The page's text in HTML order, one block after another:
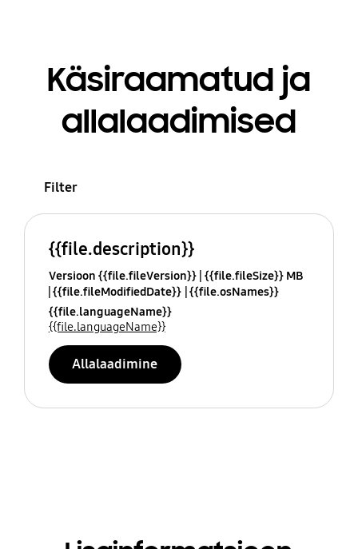
Käsiraamatud ja
allalaadimised
Filter
{{file.description}}
Versioon {{file.fileVersion}} {{file.fileSize}} MB
{{file.fileModifiedDate}} {{file.osNames}}
{{file.languageName}}
{{file.languageName}}
Allalaadimine